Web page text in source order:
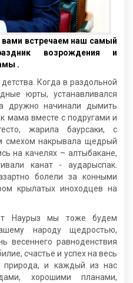
встречаем наш самый
возрождения и
.
Когда в раздольной
юрты, устанавливался
дружно начинали дымить
мама вместе с подругами и
жарила баурсаки, с
смехом накрывала щедрый
на качелях – алтыбакане,
канат - аударыспак.
болели за конными
крылатых иноходцев на
Наурыз мы тоже будем
народу щедростью,
весеннего равноденствия
счастье и успех на весь
природа, и каждый из нас
хорошими планами,